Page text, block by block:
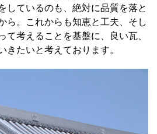
しているのも、絶対に品質を落と
ら。これからも知恵と工夫、そし
て考えることを基盤に、良い瓦、
きたいと考えております。